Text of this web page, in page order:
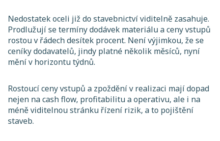
Nedostatek oceli již do stavebnictví viditelně zasahuje.
Prodlužují se termíny dodávek materiálu a ceny vstupů
rostou v řádech desítek procent. Není výjimkou, že se
ceníky dodavatelů, jindy platné několik měsíců, nyní
mění v horizontu týdnů.
Rostoucí ceny vstupů a zpoždění v realizaci mají dopad
nejen na cash flow, profitabilitu a operativu, ale i na
méně viditelnou stránku řízení rizik, a to pojištění
staveb.